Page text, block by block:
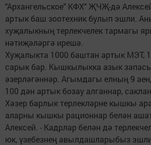
"Архангельское" КФХ" ҖЧҖ-дә
артык баш зоотехник булып эшли.
хуҗалыкның терлекчелек тармагы
нәтиҗәләргә ирешә.
Хуҗалыкта 1000 баштан артык МЭТ,
сарык бар. Кышкылыкка азык
әзерләгәннәр. Агымдагы елның 9
100 дән артык бозау алганнар,
Хәзер барлык терлекләрне кышкы
аларны кышкы рационнар белән
Алексей. - Кадрлар белән дә
юк, үзебезнең авылдашларыбыз